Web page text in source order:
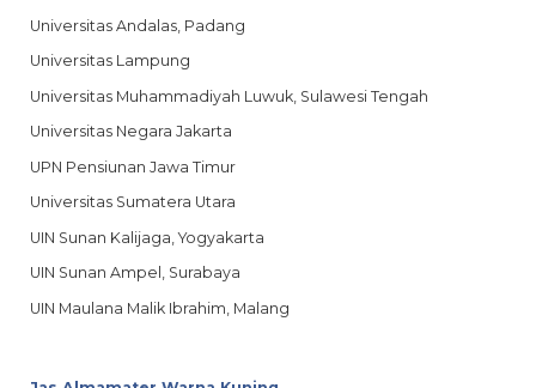
Universitas Andalas, Padang
Universitas Lampung
Universitas Muhammadiyah Luwuk, Sulawesi Tengah
Universitas Negara Jakarta
UPN Pensiunan Jawa Timur
Universitas Sumatera Utara
UIN Sunan Kalijaga, Yogyakarta
UIN Sunan Ampel, Surabaya
UIN Maulana Malik Ibrahim, Malang